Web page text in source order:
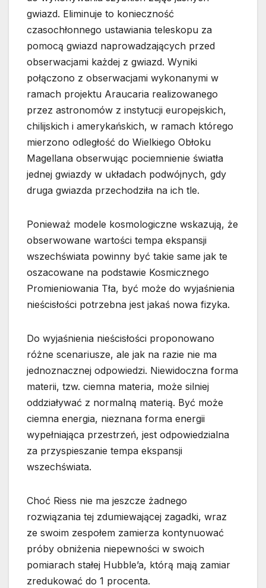
gwiazd. Eliminuje to konieczność
czasochłonnego ustawiania teleskopu za
pomocą gwiazd naprowadzających przed
obserwacjami każdej z gwiazd. Wyniki
połączono z obserwacjami wykonanymi w
ramach projektu Araucaria realizowanego
przez astronomów z instytucji europejskich,
chilijskich i amerykańskich, w ramach którego
mierzono odległość do Wielkiego Obłoku
Magellana obserwując pociemnienie światła
jednej gwiazdy w układach podwójnych, gdy
druga gwiazda przechodziła na ich tle.
Ponieważ modele kosmologiczne wskazują, że
obserwowane wartości tempa ekspansji
wszechświata powinny być takie same jak te
oszacowane na podstawie Kosmicznego
Promieniowania Tła, być może do wyjaśnienia
nieścisłości potrzebna jest jakaś nowa fizyka.
Do wyjaśnienia nieścisłości proponowano
różne scenariusze, ale jak na razie nie ma
jednoznacznej odpowiedzi. Niewidoczna forma
materii, tzw. ciemna materia, może silniej
oddziaływać z normalną materią. Być może
ciemna energia, nieznana forma energii
wypełniająca przestrzeń, jest odpowiedzialna
za przyspieszanie tempa ekspansji
wszechświata.
Choć Riess nie ma jeszcze żadnego
rozwiązania tej zdumiewającej zagadki, wraz
ze swoim zespołem zamierza kontynuować
próby obniżenia niepewności w swoich
pomiarach stałej Hubble’a, którą mają zamiar
zredukować do 1 procenta.